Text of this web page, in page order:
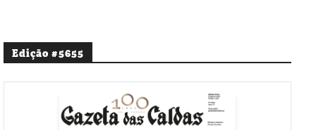
Edição #5655